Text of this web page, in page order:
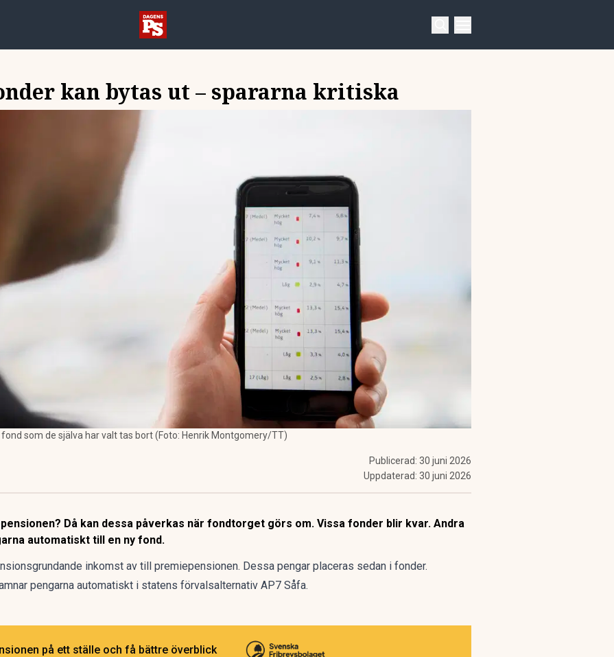
kan bytas ut – spararna kritiska
som de själva har valt tas bort (Foto: Henrik Montgomery/TT)
Publicerad: 30 juni 2026
Uppdaterad: 30 juni 2026
Då kan dessa påverkas när fondtorget görs om. Vissa fonder blir kvar. Andra
automatiskt till en ny fond.
inkomst av till premiepensionen. Dessa pengar placeras sedan i fonder.
pengarna automatiskt i statens förvalsalternativ AP7 Såfa.
på ett ställe och få bättre överblick